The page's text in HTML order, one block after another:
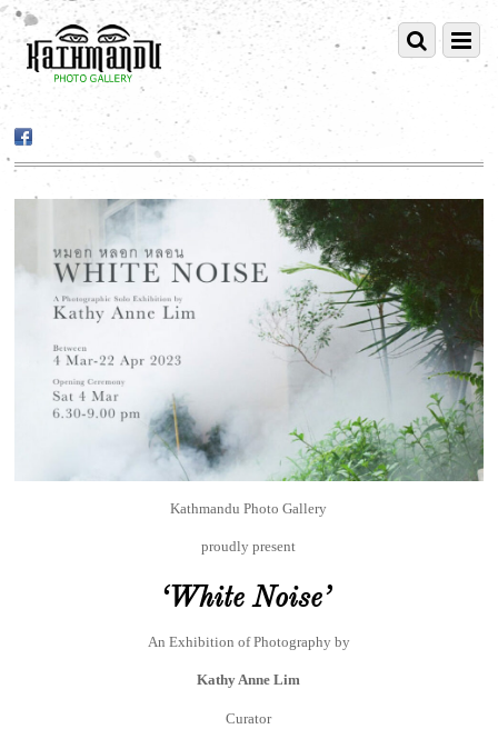
Kathmandu Photo Gallery
proudly present
‘White Noise’
An Exhibition of Photography by
Kathy Anne Lim
Curator